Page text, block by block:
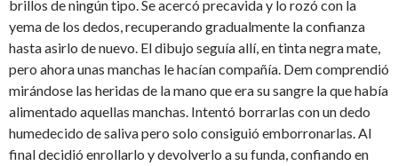
brillos de ningún tipo. Se acercó precavida y lo rozó con la
yema de los dedos, recuperando gradualmente la confianza
hasta asirlo de nuevo. El dibujo seguía allí, en tinta negra mate,
pero ahora unas manchas le hacían compañía. Dem comprendió
mirándose las heridas de la mano que era su sangre la que había
alimentado aquellas manchas. Intentó borrarlas con un dedo
humedecido de saliva pero solo consiguió emborronarlas. Al
final decidió enrollarlo y devolverlo a su funda, confiando en